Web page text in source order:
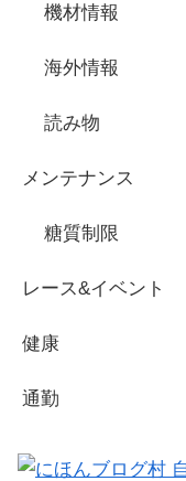
機材情報
海外情報
読み物
メンテナンス
糖質制限
レース&イベント
健康
通勤